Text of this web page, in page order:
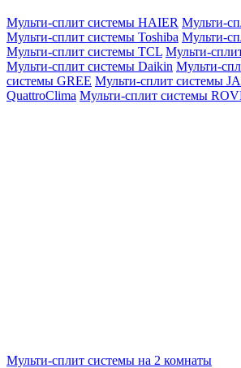
Мульти-сплит системы HAIER Мульти-
Мульти-сплит системы Toshiba Мульти-
Мульти-сплит системы TCL Мульти-
Мульти-сплит системы Daikin Мульти-
системы GREE Мульти-сплит системы
QuattroClima Мульти-сплит системы
Мульти-сплит системы на 2 комнаты